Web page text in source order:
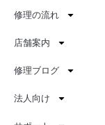
修理の流れ
店舗案内
修理ブログ
法人向け